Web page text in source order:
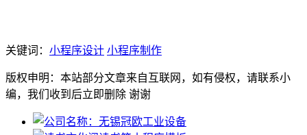
关键词： 小程序设计 小程序制作
版权申明：本站部分文章来自互联网，如有侵权，请联系小
编，我们收到后立即删除 谢谢